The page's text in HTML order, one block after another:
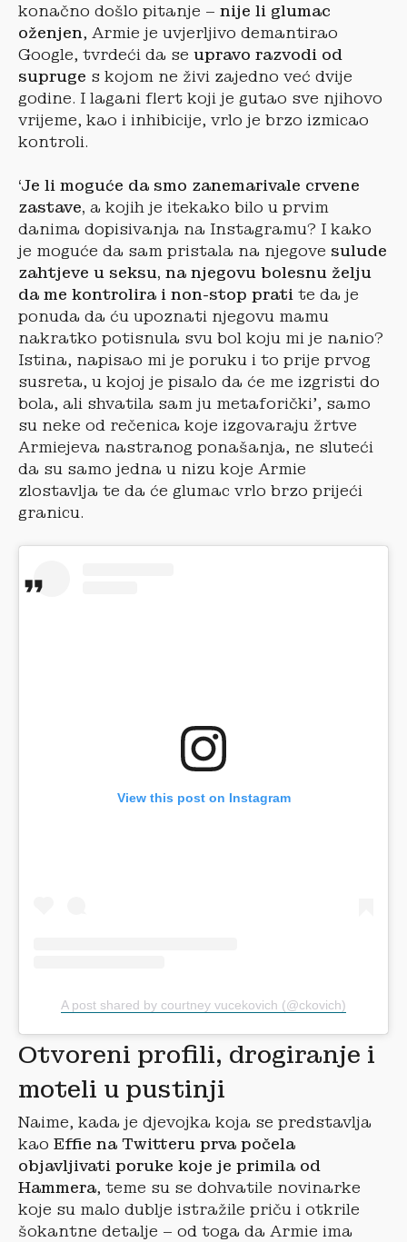
konačno došlo pitanje – nije li glumac
oženjen, Armie je uvjerljivo demantirao
Google, tvrdeći da se upravo razvodi od
supruge s kojom ne živi zajedno već dvije
godine. I lagani flert koji je gutao sve njihovo
vrijeme, kao i inhibicije, vrlo je brzo izmicao
kontroli.
‘Je li moguće da smo zanemarivale crvene
zastave, a kojih je itekako bilo u prvim
danima dopisivanja na Instagramu? I kako
je moguće da sam pristala na njegove sulude
zahtjeve u seksu, na njegovu bolesnu želju
da me kontrolira i non-stop prati te da je
ponuda da ću upoznati njegovu mamu
nakratko potisnula svu bol koju mi je nanio?
Istina, napisao mi je poruku i to prije prvog
susreta, u kojoj je pisalo da će me izgristi do
bola, ali shvatila sam ju metaforički’, samo
su neke od rečenica koje izgovaraju žrtve
Armiejeva nastranog ponašanja, ne sluteći
da su samo jedna u nizu koje Armie
zlostavlja te da će glumac vrlo brzo prijeći
granicu.
View this post on Instagram
A post shared by courtney vucekovich (@ckovich)
Otvoreni profili, drogiranje i
moteli u pustinji
Naime, kada je djevojka koja se predstavlja
kao Effie na Twitteru prva počela
objavljivati poruke koje je primila od
Hammera, teme su se dohvatile novinarke
koje su malo dublje istražile priču i otkrile
šokantne detalje – od toga da Armie ima